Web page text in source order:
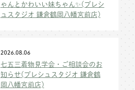
ゃんとかわいい妹ちゃん✨(プレシ
ュスタジオ 鎌倉鶴岡八幡宮前店)
2026.08.06
七五三着物見学会・ご相談会のお
知らせ(プレシュスタジオ 鎌倉鶴
岡八幡宮前店)